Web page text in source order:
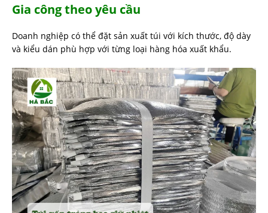
Gia công theo yêu cầu
Doanh nghiệp có thể đặt sản xuất túi với kích thước, độ dày
và kiểu dán phù hợp với từng loại hàng hóa xuất khẩu.